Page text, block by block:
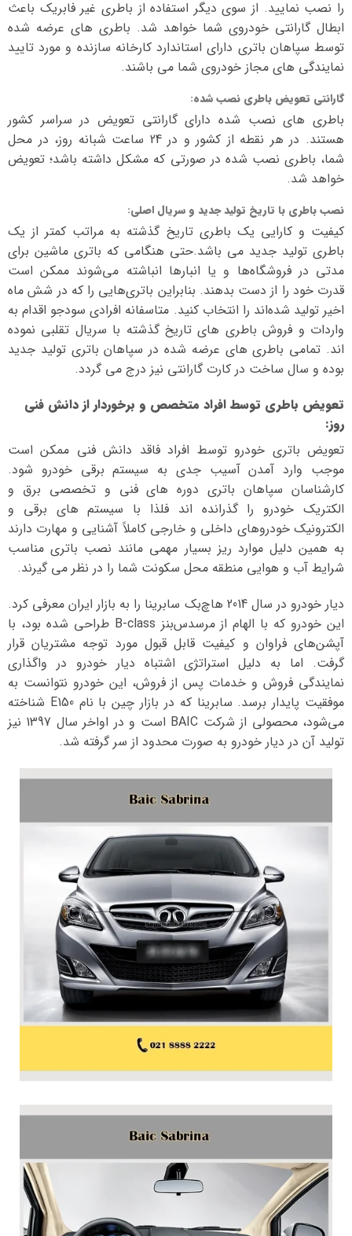
را نصب نمایید. از سوی دیگر استفاده از باطری غیر فابریک باعث
ابطال گارانتی خودروی شما خواهد شد. باطری های عرضه شده
توسط سپاهان باتری دارای استاندارد کارخانه سازنده و مورد تایید
نمایندگی های مجاز خودروی شما می باشند.
گارانتی تعویض باطری نصب شده:
باطری های نصب شده دارای گارانتی تعویض در سراسر کشور
هستند. در هر نقطه از کشور و در 24 ساعت شبانه روز، در محل
شما، باطری نصب شده در صورتی که مشکل داشته باشد؛ تعویض
خواهد شد.
نصب باطری با تاریخ تولید جدید و سریال اصلی:
کیفیت و کارایی یک باطری تاریخ گذشته به مراتب کمتر از یک
باطری تولید جدید می باشد.حتی هنگامی که باتری ماشین برای
مدتی در فروشگاه‌ها و یا انبارها انباشته می‌شوند ممکن است
قدرت خود را از دست بدهند. بنابراین باتری‌هایی را که در شش ماه
اخیر تولید شده‌اند را انتخاب کنید. متاسفانه افرادی سودجو اقدام به
واردات و فروش باطری های تاریخ گذشته با سریال تقلبی نموده
اند. تمامی باطری های عرضه شده در سپاهان باتری تولید جدید
بوده و سال ساخت در کارت گارانتی نیز درج می گردد.
تعویض باطری توسط افراد متخصص و برخوردار از دانش فنی
روز:
تعویض باتری خودرو توسط افراد فاقد دانش فنی ممکن است
موجب وارد آمدن آسیب جدی به سیستم برقی خودرو شود.
کارشناسان سپاهان باتری دوره های فنی و تخصصی برق و
الکتریک خودرو را گذرانده اند فلذا با سیستم های برقی و
الکترونیک خودروهای داخلی و خارجی کاملاً آشنایی و مهارت دارند
به همین دلیل موارد ریز بسیار مهمی مانند نصب باتری مناسب
شرایط آب و هوایی منطقه محل سکونت شما را در نظر می گیرند.
دیار خودرو در سال 2014 هاچ‌بک سابرینا را به بازار ایران معرفی کرد.
این خودرو که با الهام از مرسدس‌بنز B-class طراحی شده بود، با
آپشن‌های فراوان و کیفیت قابل قبول مورد توجه مشتریان قرار
گرفت. اما به دلیل استراتژی اشتباه دیار خودرو در واگذاری
نمایندگی فروش و خدمات پس از فروش، این خودرو نتوانست به
موفقیت پایدار برسد. سابرینا که در بازار چین با نام E150 شناخته
می‌شود، محصولی از شرکت BAIC است و در اواخر سال 1397 نیز
تولید آن در دیار خودرو به صورت محدود از سر گرفته شد.